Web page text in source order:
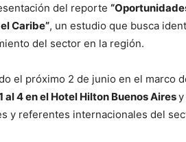
del reporte
Caribe”, un estudio que busca
del sector en la región.
el próximo 2 de junio en el marco
al 4 en el Hotel Hilton Buenos Airesy
y referentes internacionales del